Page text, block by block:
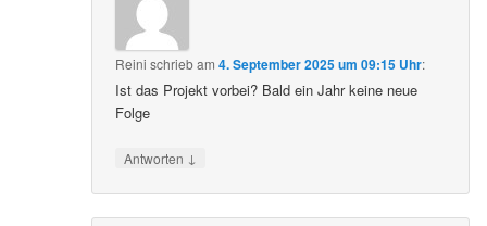
Reini schriebam4. September 2025 um 09:15 Uhr:
Ist das Projekt vorbei? Bald ein Jahr keine neue
Folge
Antworten ↓